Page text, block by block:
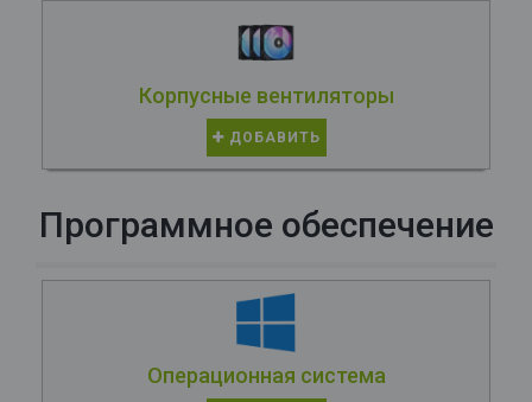
Корпусные вентиляторы
ДОБАВИТЬ
Программное обеспечение
Операционная система